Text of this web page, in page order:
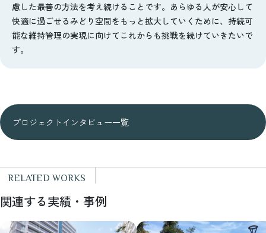
慮した最善の方法を考え続けることです。あらゆる人が安心して
快適に過ごせるみどり空間をもっと拡大していくために、持続可
能な維持管理の実現に向けてこれからも挑戦を続けていきたいで
す。
プロジェクトインタビュー一覧
RELATED WORKS
関連する実績・事例